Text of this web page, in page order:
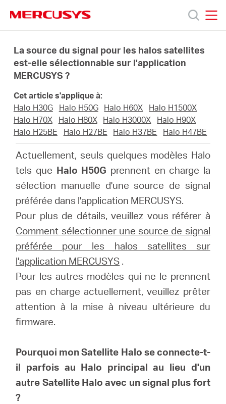
navigation
Produits
Support
propos
Mercusys
acheter
Morocco
Français
La source du signal pour les halos satellites
est-elle sélectionnable sur l'application
MERCUSYS ?
Cet article s'applique à:
Halo H30G
Halo H50G Halo H60X
Halo H1500X
Halo H70X
Halo H80X Halo H3000X
Halo H90X
Halo H25BE
Halo H27BE Halo H37BE Halo H47BE
Actuellement, seuls quelques modèles Halo
tels que Halo H50G prennent en charge la
sélection manuelle d'une source de signal
préférée dans l'application MERCUSYS.
Pour plus de détails, veuillez vous référer à
Comment sélectionner une source de signal
préférée pour les halos satellites sur
l'application MERCUSYS .
Pour les autres modèles qui ne le prennent
pas en charge actuellement, veuillez prêter
attention à la mise à niveau ultérieure du
firmware.
Pourquoi mon Satellite Halo se connecte-t-
il parfois au Halo principal au lieu d'un
autre Satellite Halo avec un signal plus fort
?